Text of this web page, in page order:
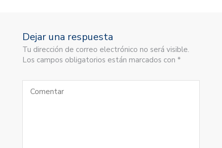
Dejar una respuesta
Tu dirección de correo electrónico no será visible.
Los campos obligatorios están marcados con *